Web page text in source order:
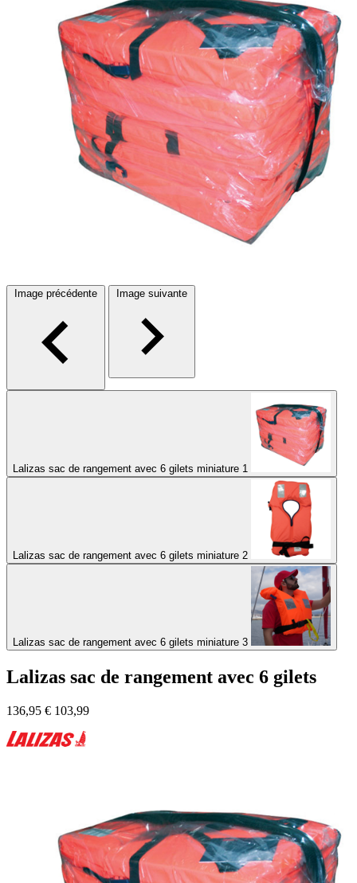
Image précédente Image suivante
Lalizas sac de rangement avec 6 gilets miniature 1
Lalizas sac de rangement avec 6 gilets miniature 2
Lalizas sac de rangement avec 6 gilets miniature 3
Lalizas sac de rangement avec 6 gilets
136,95 € 103,99